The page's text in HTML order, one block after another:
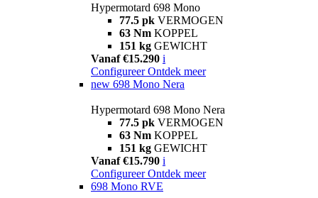
Hypermotard 698 Mono
77.5 pk VERMOGEN
63 Nm KOPPEL
151 kg GEWICHT
Vanaf €15.290 i
Configureer Ontdek meer
new 698 Mono Nera
Hypermotard 698 Mono Nera
77.5 pk VERMOGEN
63 Nm KOPPEL
151 kg GEWICHT
Vanaf €15.790 i
Configureer Ontdek meer
698 Mono RVE